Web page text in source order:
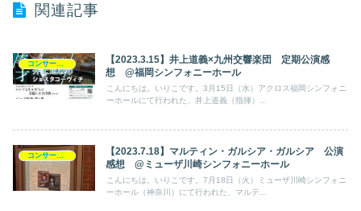
関連記事
コンサート日記
【2023.3.15】井上道義×九州交響楽団 定期公演感
想 @福岡シンフォニーホール
こんにちは。いりこです。3月15日（水）アクロス福岡シンフォニ
ーホールにて行われた、井上道義（指揮）...
コンサート日記
【2023.7.18】マルティン・ガルシア・ガルシア 公演
感想 @ミューザ川崎シンフォニーホール
こんにちは。いりこです。7月18日（火）ミューザ川崎シンフォニ
ーホール（神奈川）にて行われた、マルテ...